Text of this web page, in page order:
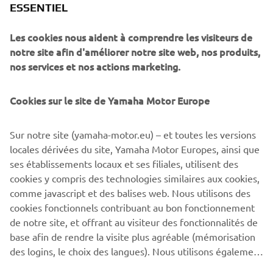
and steering systems and new ski designs – all added to
the practical, innovative and luxurious features that have
made Yamaha the natural choice across the snowfields of
DISCOVER THEM
ESSENTIEL
Les cookies nous aident à comprendre les visiteurs de
notre site afin d'améliorer notre site web, nos produits,
nos services et nos actions marketing.
Cookies sur le site de Yamaha Motor Europe
Sur notre site (yamaha-motor.eu) – et toutes les versions
locales dérivées du site, Yamaha Motor Europes, ainsi que
ses établissements locaux et ses filiales, utilisent des
cookies y compris des technologies similaires aux cookies,
comme javascript et des balises web. Nous utilisons des
cookies fonctionnels contribuant au bon fonctionnement
de notre site, et offrant au visiteur des fonctionnalités de
base afin de rendre la visite plus agréable (mémorisation
des logins, le choix des langues). Nous utilisons également